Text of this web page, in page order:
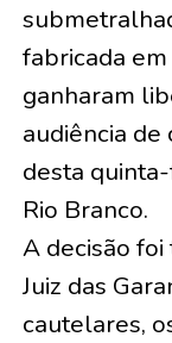
fabricada
ganharam
audiência
desta
Rio Branco.
A decisão
Juiz das
cautelares,